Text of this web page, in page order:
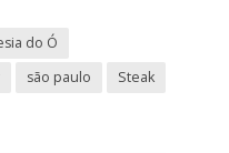
do Ó
são paulo
Steak